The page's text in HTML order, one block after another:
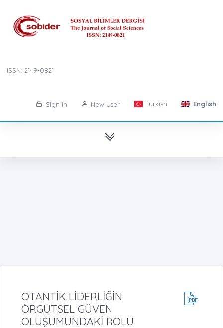
ISSN: 2149-0821
Sign in New User Turkish English
OTANTİK LİDERLİĞİN
ÖRGÜTSEL GÜVEN
OLUŞUMUNDAKİ ROLÜ